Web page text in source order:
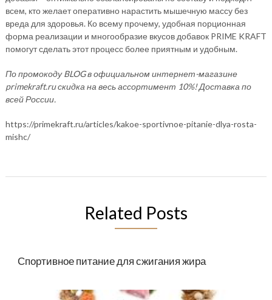
всем, кто желает оперативно нарастить мышечную массу без
вреда для здоровья. Ко всему прочему, удобная порционная
форма реализации и многообразие вкусов добавок PRIME KRAFT
помогут сделать этот процесс более приятным и удобным.
По промокоду BLOG в официальном интернет-магазине
primekraft.ruскидка на весь ассортимент 10%!Доставка по
всей России.
https://primekraft.ru/articles/kakoe-sportivnoe-pitanie-dlya-rosta-
mishc/
Related Posts
Спортивное питание для сжигания жира